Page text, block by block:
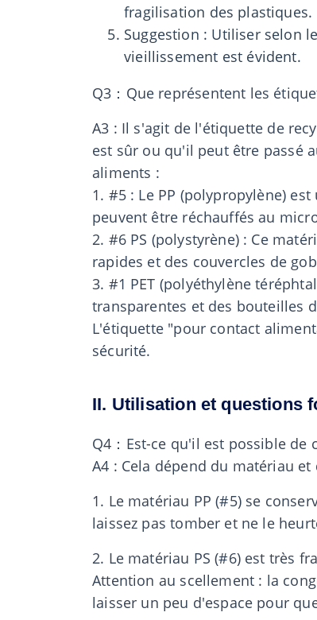
fragilisation des plastiques.
Suggestion : Utiliser selon
vieillissement est évident.
Q3：Que représentent les
A3 : Il s'agit de l'étiquette de
est sûr ou qu'il peut être passé
aliments :
1. #5 : Le PP (polypropylène)
peuvent être réchauffés au
2. #6 PS (polystyrène) : Ce
rapides et des couvercles de
3. #1 PET (polyéthylène
transparentes et des bouteilles
L'étiquette "pour contact
sécurité.
II. Utilisation et questions
Q4：Est-ce qu'il est possible
A4 : Cela dépend du matériau
1. Le matériau PP (#5) se
laissez pas tomber et ne le
2. Le matériau PS (#6) est très
Attention au scellement : la
laisser un peu d'espace pour